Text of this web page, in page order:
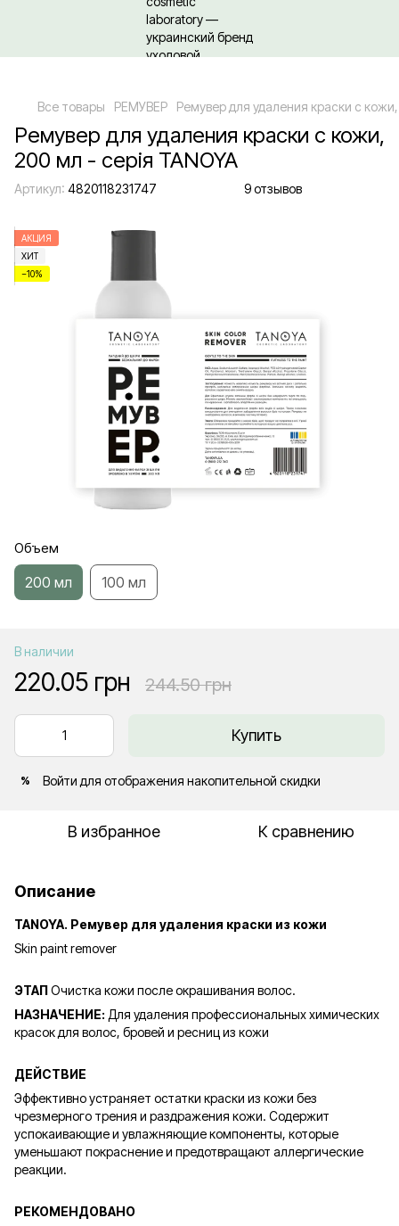
Все товары РЕМУВЕР Ремувер для удаления краски с
Ремувер для удаления краски с кожи,
200 мл - серія TANOYA
Артикул: 4820118231747 9 отзывов
АКЦИЯ
ХИТ
−10%
Объем
200 мл 100 мл
В наличии
220.05 грн 244.50 грн
Купить
% Войти для отображения накопительной скидки
В избранное К сравнению
Описание
TANOYA. Ремувер для удаления краски из кожи
Skin paint remover
ЭТАПОчистка кожи после окрашивания волос.
НАЗНАЧЕНИЕ: Для удаления профессиональных химических
красок для волос, бровей и ресниц из кожи
ДЕЙСТВИЕ
Эффективно устраняет остатки краски из кожи без
чрезмерного трения и раздражения кожи. Содержит
успокаивающие и увлажняющие компоненты, которые
уменьшают покраснение и предотвращают аллергические
реакции.
РЕКОМЕНДОВАНО